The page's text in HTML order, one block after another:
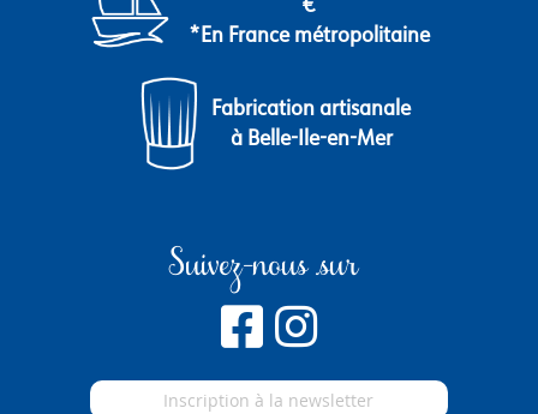
*En France métropolitaine
Fabrication artisanale
à Belle-Ile-en-Mer
Suivez-nous sur